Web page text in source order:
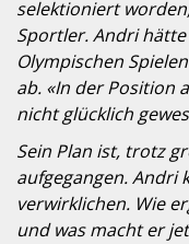
selektioniert
Sportler. Andri
Olympischen
ab. «In der Position
nicht glücklich
Sein Plan ist, trotz
aufgegangen. Andri
verwirklichen. Wie
und was macht er